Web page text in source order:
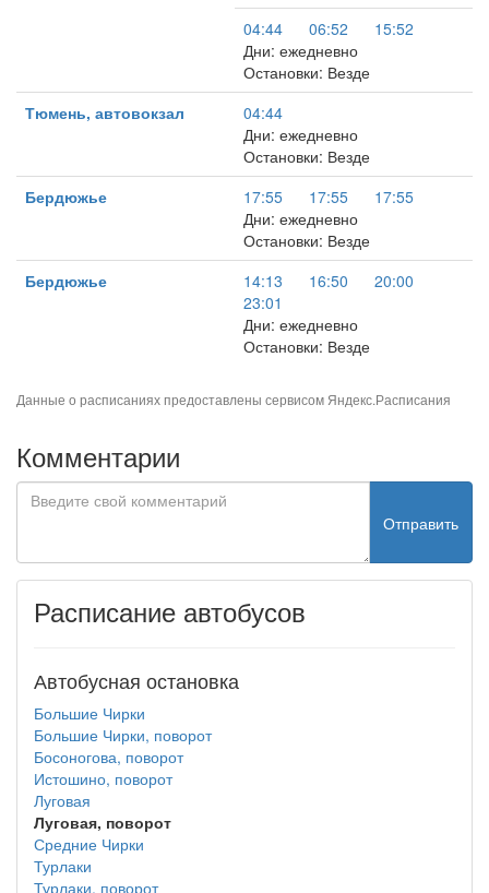
04:44
06:52
15:52
Дни: ежедневно
Остановки: Везде
Тюмень, автовокзал
04:44
Дни: ежедневно
Остановки: Везде
Бердюжье
17:55 17:55
17:55
Дни: ежедневно
Остановки: Везде
Бердюжье
14:13 16:50
20:00
23:01
Дни: ежедневно
Остановки: Везде
Данные о расписаниях предоставлены сервисом Яндекс.Расписания
Комментарии
Отправить
Расписание автобусов
Автобусная остановка
Большие Чирки
Большие Чирки, поворот
Босоногова, поворот
Истошино, поворот
Луговая
Луговая, поворот
Средние Чирки
Турлаки
Турлаки, поворот